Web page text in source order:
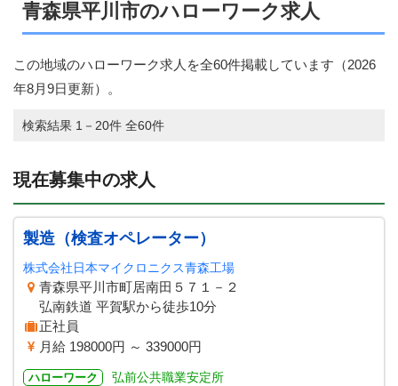
青森県平川市のハローワーク求人
この地域のハローワーク求人を全60件掲載しています（2026
年8月9日更新）。
検索結果 1－20件 全60件
現在募集中の求人
製造（検査オペレーター）
株式会社日本マイクロニクス青森工場
青森県平川市町居南田５７１－２
弘南鉄道 平賀駅から徒歩10分
正社員
月給 198000円 ～ 339000円
ハローワーク 弘前公共職業安定所